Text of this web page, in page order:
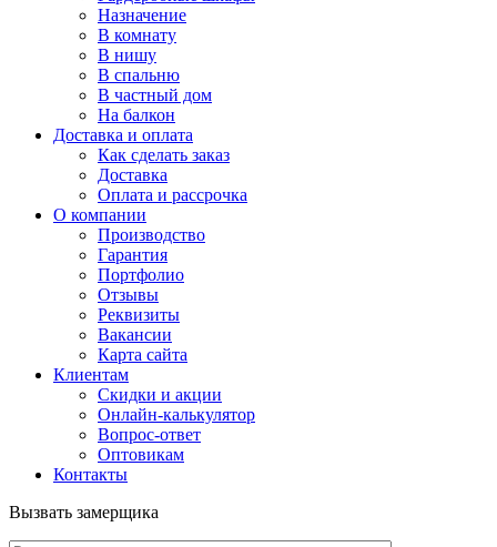
Назначение
В комнату
В нишу
В спальню
В частный дом
На балкон
Доставка и оплата
Как сделать заказ
Доставка
Оплата и рассрочка
О компании
Производство
Гарантия
Портфолио
Отзывы
Реквизиты
Вакансии
Карта сайта
Клиентам
Скидки и акции
Онлайн-калькулятор
Вопрос-ответ
Оптовикам
Контакты
Вызвать замерщика